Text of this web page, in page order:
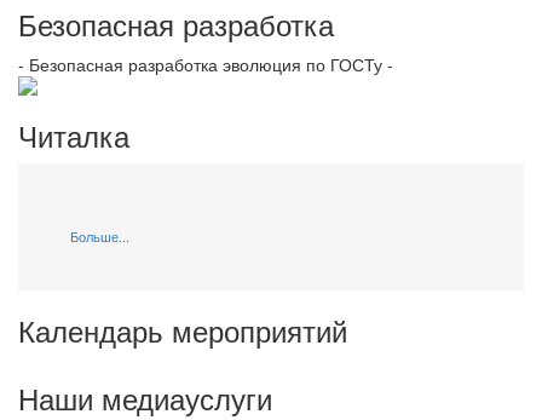
Безопасная разработка
- Безопасная разработка эволюция по ГОСТу -
Читалка
Больше...
Календарь мероприятий
Наши медиауслуги